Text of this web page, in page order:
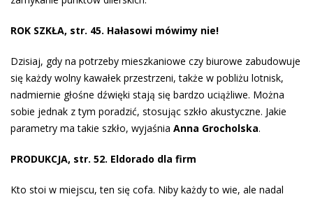
ROK SZKŁA, str. 45. Hałasowi mówimy nie!
Dzisiaj, gdy na potrzeby mieszkaniowe czy biurowe zabudowuje
się każdy wolny kawałek przestrzeni, także w pobliżu lotnisk,
nadmiernie głośne dźwięki stają się bardzo uciążliwe. Można
sobie jednak z tym poradzić, stosując szkło akustyczne. Jakie
parametry ma takie szkło, wyjaśnia Anna Grocholska.
PRODUKCJA, str. 52. Eldorado dla firm
Kto stoi w miejscu, ten się cofa. Niby każdy to wie, ale nadal